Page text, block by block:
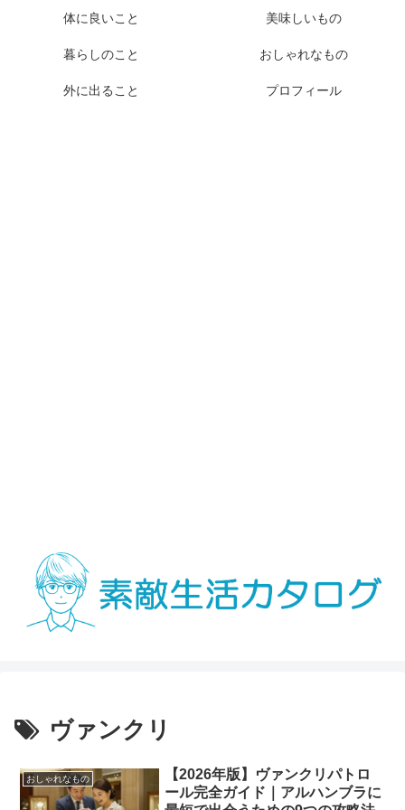
体に良いこと 美味しいもの
暮らしのこと おしゃれなもの
外に出ること プロフィール
ヴァンクリ
おしゃれなもの
【2026年版】ヴァンクリパトロ
ール完全ガイド｜アルハンブラに